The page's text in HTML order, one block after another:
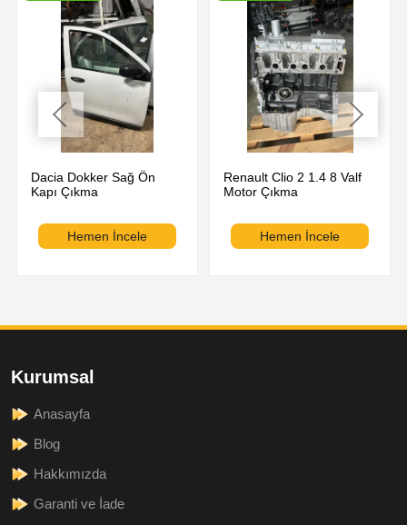
Dacia Dokker Sağ Ön
Kapı Çıkma
Hemen İncele
Renault Clio 2 1.4 8 Valf
Motor Çıkma
Hemen İncele
Kurumsal
Anasayfa
Blog
Hakkımızda
Garanti ve İade